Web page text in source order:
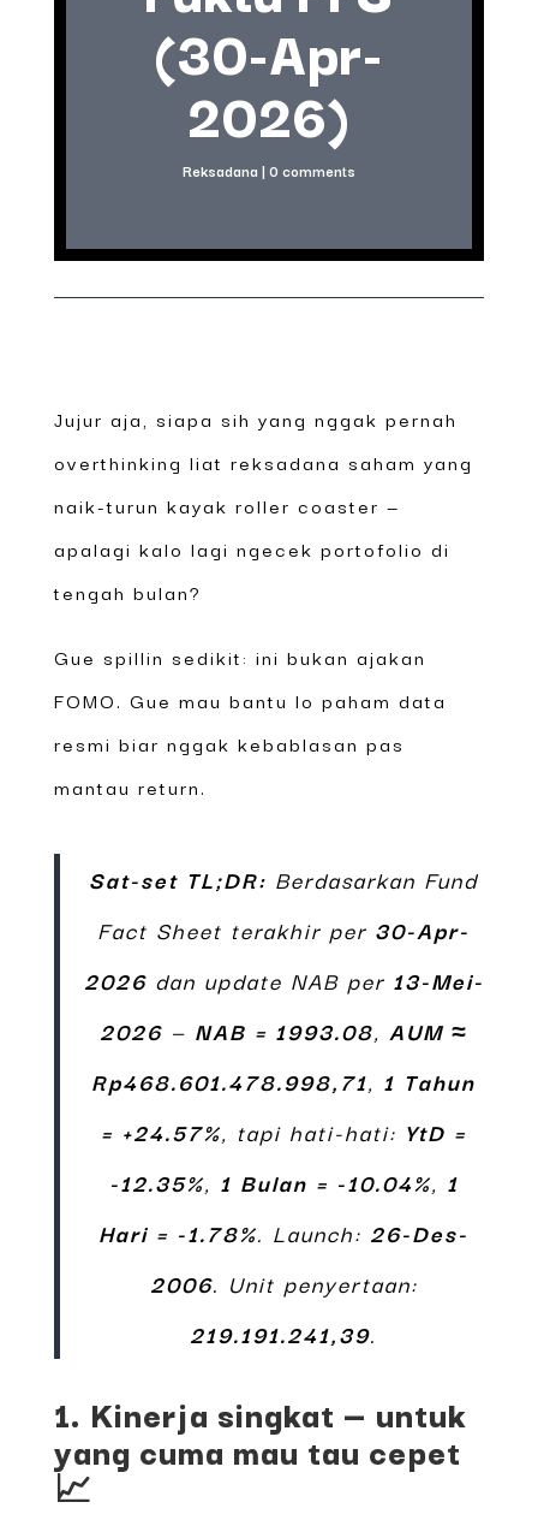
(30-Apr-
2026)
Reksadana | 0 comments
Jujur aja, siapa sih yang nggak pernah
overthinking liat reksadana saham yang
naik-turun kayak roller coaster —
apalagi kalo lagi ngecek portofolio di
tengah bulan?
Gue spillin sedikit: ini bukan ajakan
FOMO. Gue mau bantu lo paham data
resmi biar nggak kebablasan pas
mantau return.
Sat-set TL;DR: Berdasarkan Fund
Fact Sheet terakhir per 30-Apr-
2026dan update NAB per 13-Mei-
2026— NAB = 1993.08, AUM ≈
Rp468.601.478.998,71, 1 Tahun
= +24.57%, tapi hati-hati: YtD =
-12.35%, 1 Bulan = -10.04%, 1
Hari = -1.78%. Launch: 26-Des-
2006. Unit penyertaan:
219.191.241,39.
1. Kinerja singkat — untuk
yang cuma mau tau cepet
📈